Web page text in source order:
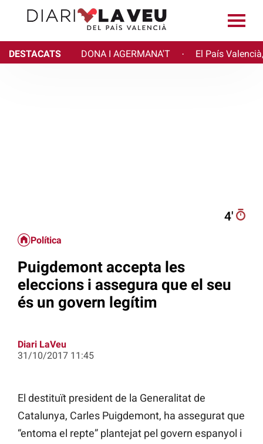
DESTACATS DONA I AGERMANA'T · El País
4′
Política
Puigdemont accepta les
eleccions i assegura que el seu
és un govern legítim
Diari LaVeu
31/10/2017 11:45
El destituït president de la Generalitat de
Catalunya, Carles Puigdemont, ha assegurat que
“entoma el repte” plantejat pel govern espanyol i